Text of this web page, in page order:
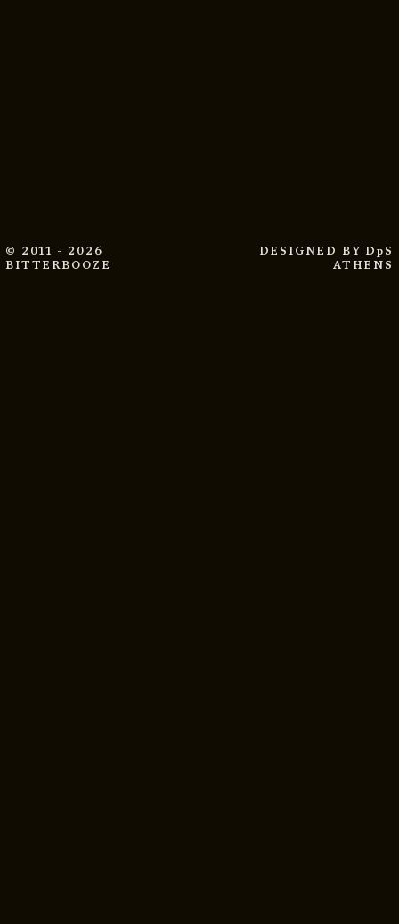
© 2011 - 2026
BITTERBOOZE
DESIGNED BY DpS
ATHENS